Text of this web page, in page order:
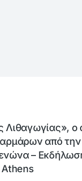
Λιθαγωγίας», ο
από
–